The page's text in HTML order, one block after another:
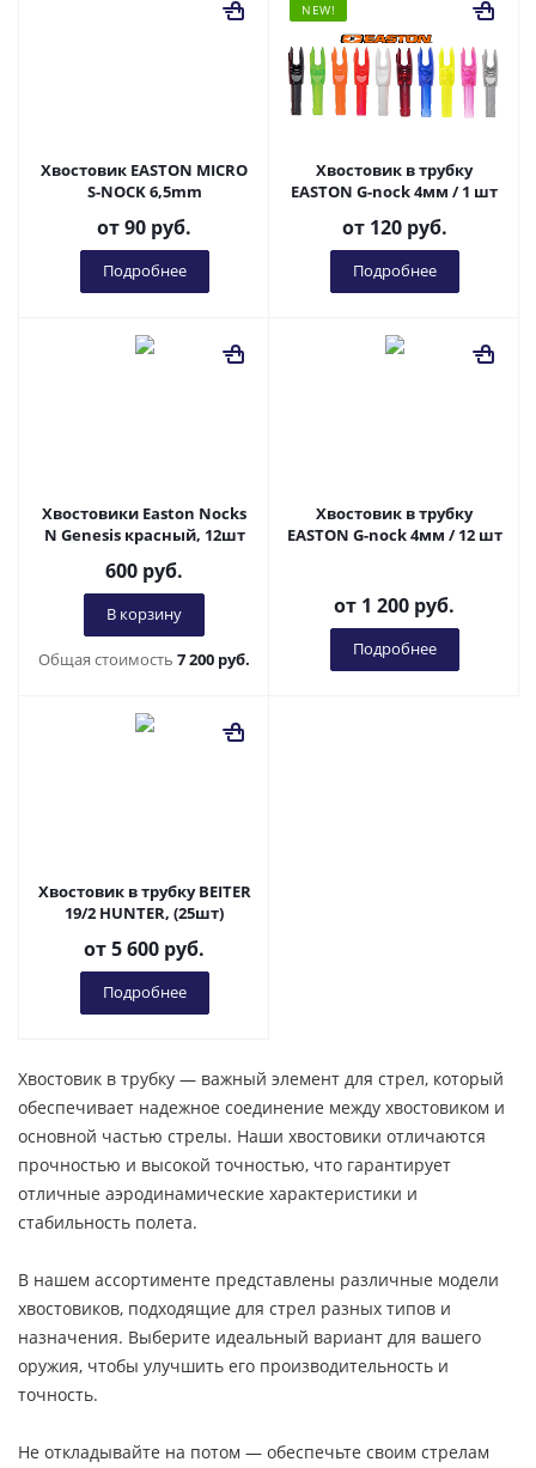
Хвостовик EASTON MICRO
S-NOCK 6,5mm
от90 руб.
Подробнее
NEW!
Хвостовик в трубку
EASTON G-nock 4мм / 1 шт
от 120 руб.
Подробнее
Хвостовики Easton Nocks
N Genesis красный, 12шт
600 руб.
В корзину
Общая стоимость 7 200 руб.
Хвостовик в трубку
EASTON G-nock 4мм / 12 шт
от 1 200 руб.
Подробнее
Хвостовик в трубку BEITER
19/2 HUNTER, (25шт)
от5 600 руб.
Подробнее
Хвостовик в трубку — важный элемент для стрел, который
обеспечивает надежное соединение между хвостовиком и
основной частью стрелы. Наши хвостовики отличаются
прочностью и высокой точностью, что гарантирует
отличные аэродинамические характеристики и
стабильность полета.
В нашем ассортименте представлены различные модели
хвостовиков, подходящие для стрел разных типов и
назначения. Выберите идеальный вариант для вашего
оружия, чтобы улучшить его производительность и
точность.
Не откладывайте на потом — обеспечьте своим стрелам